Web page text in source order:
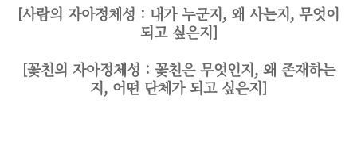
[사람의 자아정체성 : 내가 누군지, 왜 사는지, 무엇이
되고 싶은지]
[꽃친의 자아정체성 : 꽃친은 무엇인지, 왜 존재하는
지, 어떤 단체가 되고 싶은지]